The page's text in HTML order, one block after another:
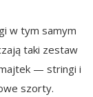
w tym samym
taki zestaw
— stringi i
szorty.